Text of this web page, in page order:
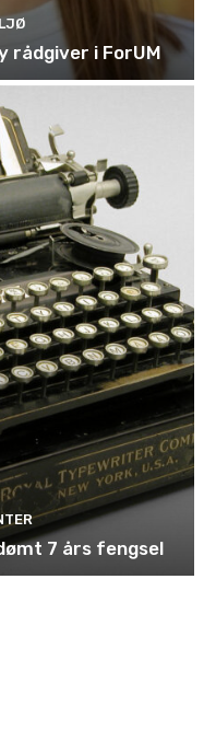
rådgiver i ForUM
7 års fengsel